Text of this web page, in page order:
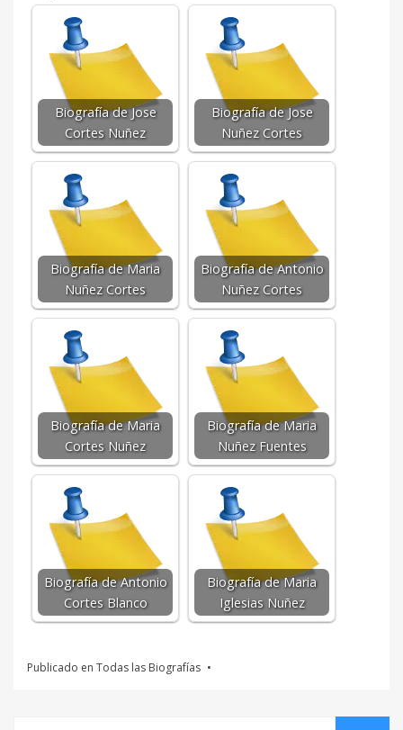
Biografía de Jose
Cortes Nuñez
Biografía de Jose
Nuñez Cortes
Biografía de Maria
Nuñez Cortes
Biografía de Antonio
Nuñez Cortes
Biografía de Maria
Cortes Nuñez
Biografía de Maria
Nuñez Fuentes
Biografía de Antonio
Cortes Blanco
Biografía de Maria
Iglesias Nuñez
Publicado en Todas las Biografías